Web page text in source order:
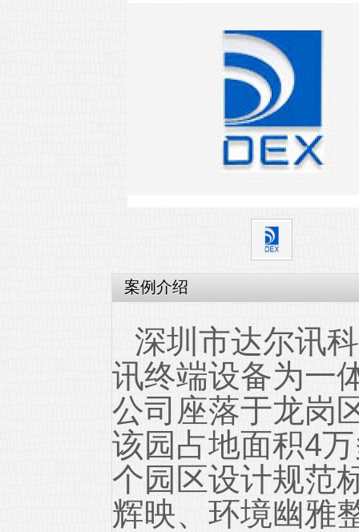
案例介绍
深圳市达尔讯
讯终端设备为一
公司座落于龙岗
该园占地面积4
个园区设计规范
辉映、环境幽雅